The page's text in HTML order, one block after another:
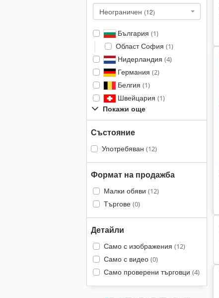
Неограничен (12)
България (1)
Област София (1)
Нидерландия (4)
Германия (2)
Белгия (1)
Швейцария (1)
Покажи още
Състояние
Употребяван (12)
Формат на продажба
Малки обяви (12)
Търгове (0)
Детайли
Само с изображения (12)
Само с видео (0)
Само проверени търговци (4)
Ryobi Heidelberg Sm102